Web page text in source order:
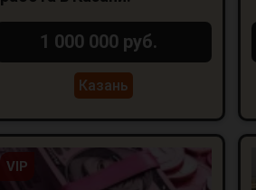
1 000 000 руб.
Казань
VIP